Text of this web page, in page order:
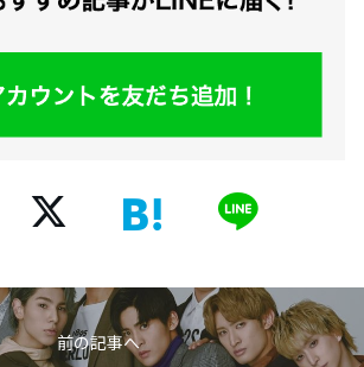
前の記事へ